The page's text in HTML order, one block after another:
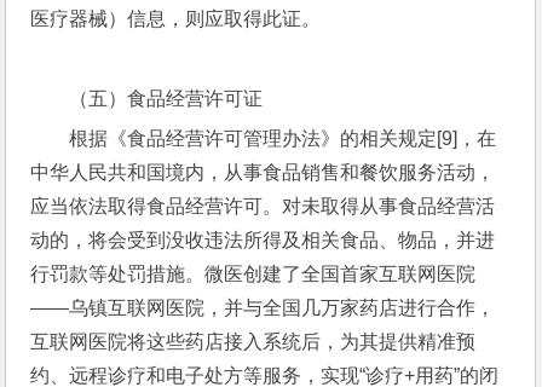
医疗器械）信息，则应取得此证。
（五）食品经营许可证
根据《食品经营许可管理办法》的相关规定[9]，在
中华人民共和国境内，从事食品销售和餐饮服务活动，
应当依法取得食品经营许可。对未取得从事食品经营活
动的，将会受到没收违法所得及相关食品、物品，并进
行罚款等处罚措施。微医创建了全国首家互联网医院
——乌镇互联网医院，并与全国几万家药店进行合作，
互联网医院将这些药店接入系统后，为其提供精准预
约、远程诊疗和电子处方等服务，实现“诊疗+用药”的闭